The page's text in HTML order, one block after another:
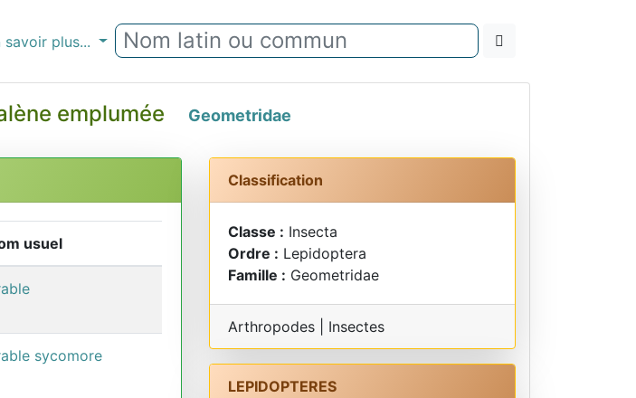
savoir plus...
emplumée Geometridae
usuel
sycomore
Classification
Classe : Insecta
Ordre : Lepidoptera
Famille : Geometridae
Arthropodes | Insectes
LEPIDOPTERES